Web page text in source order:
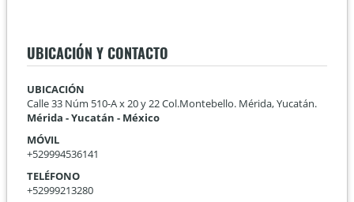
UBICACIÓN Y CONTACTO
UBICACIÓN
Calle 33 Núm 510-A x 20 y 22 Col.Montebello. Mérida, Yucatán.
Mérida - Yucatán - México
MÓVIL
+529994536141
TELÉFONO
+52999213280